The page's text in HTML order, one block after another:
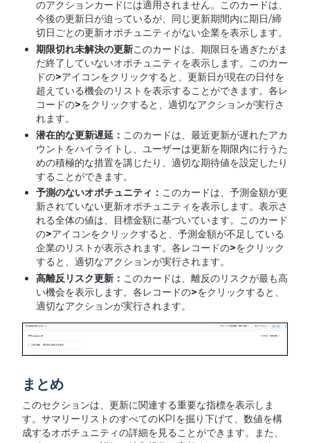
のアクションカードには適用されません。このカードは、
今後の更新日が迫っているが、同じ更新期間内に期日/締
切日ごとの更新オポチュニティがない企業を表示します。
期限切れ未解決の更新このカードは、期限日を過ぎたがま
だ終了していないオポチュニティを表示します。このカー
ドの>アイコンをクリックすると、更新日が現在の日付を
超えている機会のリストを表示することができます。各レ
コードの>をクリックすると、適切なアクションが実行さ
れます。
潜在的な更新遅延： このカードは、最近更新が遅れたアカ
ウントをハイライトし、ユーザーは更新を期限内に行うた
めの積極的な措置を講じたり、適切な期待値を設定したり
することができます。
予測のないオポチュニティ： このカードは、予測金額が更
新されていない更新オポチュニティを表示します。表示さ
れる全体の値は、目標金額に基づいています。このカード
の>アイコンをクリックすると、予測金額が不足している
企業のリストが表示されます。各レコードの>をクリック
すると、適切なアクションが実行されます。
高離反リスク更新： このカードは、離反のリスクが最も高
い機会を表示します。各レコードの>をクリックすると、
適切なアクションが実行されます。
まとめ
このセクションは、更新に関連する重要な指標を表示しま
す。サマリーリストのすべてのKPIを掘り下げて、数値を構
成するオポチュニティの詳細を見ることができます。また、